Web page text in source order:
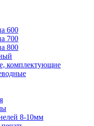
600
700
800
комплектующие
8-10мм